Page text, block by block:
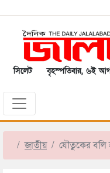
সিলেট বৃহস্পতিবার, ৬ই
জাতীয় যৌতুকের বলি